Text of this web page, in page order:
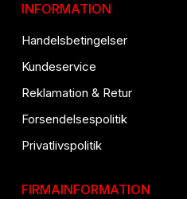
INFORMATION
Handelsbetingelser
Kundeservice
Reklamation & Retur
Forsendelsespolitik
Privatlivspolitik
FIRMAINFORMATION